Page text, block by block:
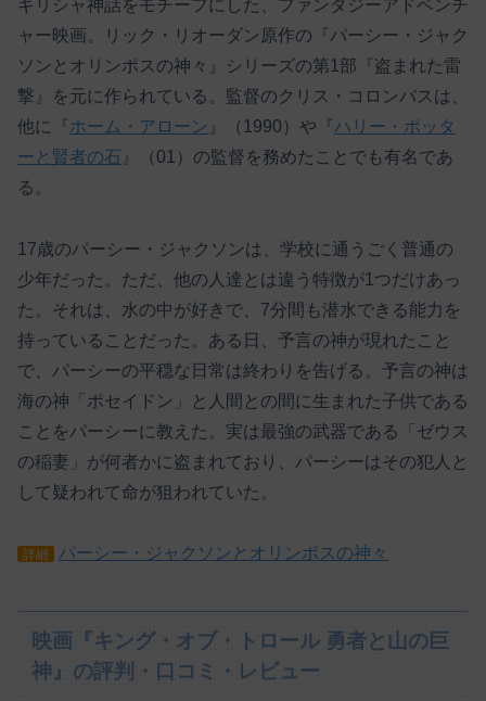
ギリシャ神話をモチーフにした、ファンタジーアドベンチ
ャー映画。リック・リオーダン原作の『パーシー・ジャク
ソンとオリンポスの神々』シリーズの第1部『盗まれた雷
撃』を元に作られている。監督のクリス・コロンバスは、
他に『ホーム・アローン 』（1990）や『ハリー・ポッタ
ーと賢者の石 』（01）の監督を務めたことでも有名であ
る。
17歳のパーシー・ジャクソンは、学校に通うごく普通の
少年だった。ただ、他の人達とは違う特徴が1つだけあっ
た。それは、水の中が好きで、7分間も潜水できる能力を
持っていることだった。ある日、予言の神が現れたこと
で、パーシーの平穏な日常は終わりを告げる。予言の神は
海の神「ポセイドン」と人間との間に生まれた子供である
ことをパーシーに教えた。実は最強の武器である「ゼウス
の稲妻」が何者かに盗まれており、パーシーはその犯人と
して疑われて命が狙われていた。
詳細 パーシー・ジャクソンとオリンポスの神々
映画『キング・オブ・トロール 勇者と山の巨
神』の評判・口コミ・レビュー